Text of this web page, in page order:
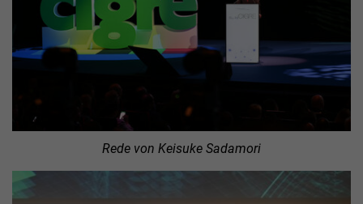
Rede von Keisuke Sadamori